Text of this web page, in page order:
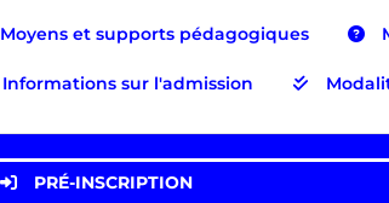
Moyens et supports pédagogiques
Informations sur l'admission
PRÉ-INSCRIPTION